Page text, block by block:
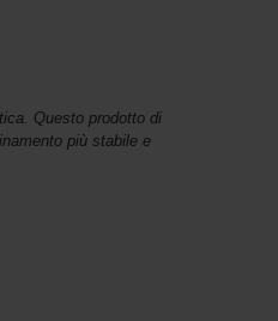
Questo prodotto di
più stabile e